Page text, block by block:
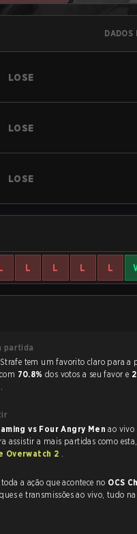
DADOS
LOSE
LOSE
LOSE
L L L L
partida
com 70.8% dos votos a seu favor e
.
vs Four Angry Menao vivo
assistir a mais partidas como
Overwatch 2 .
a ação que acontece no OCS
e transmissões ao vivo, tudo